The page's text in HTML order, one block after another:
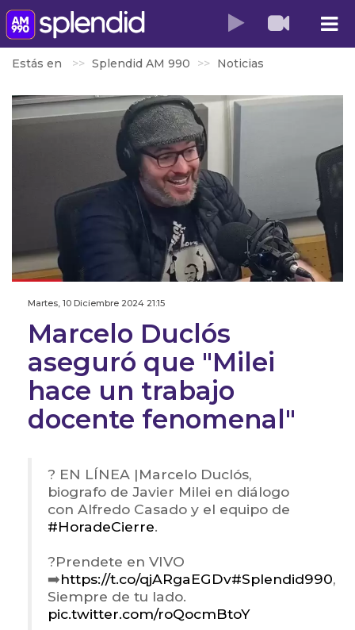
Estás en Splendid AM 990 Noticias
Martes, 10 Diciembre 2024 21:15
Marcelo Duclós
aseguró que "Milei
hace un trabajo
docente fenomenal"
? EN LÍNEA |Marcelo Duclós,
biografo de Javier Milei en diálogo
con Alfredo Casado y el equipo de
#HoradeCierre.
?Prendete en VIVO
➡️https://t.co/qjARgaEGDv#Splendid990,
Siempre de tu lado.
pic.twitter.com/roQocmBtoY